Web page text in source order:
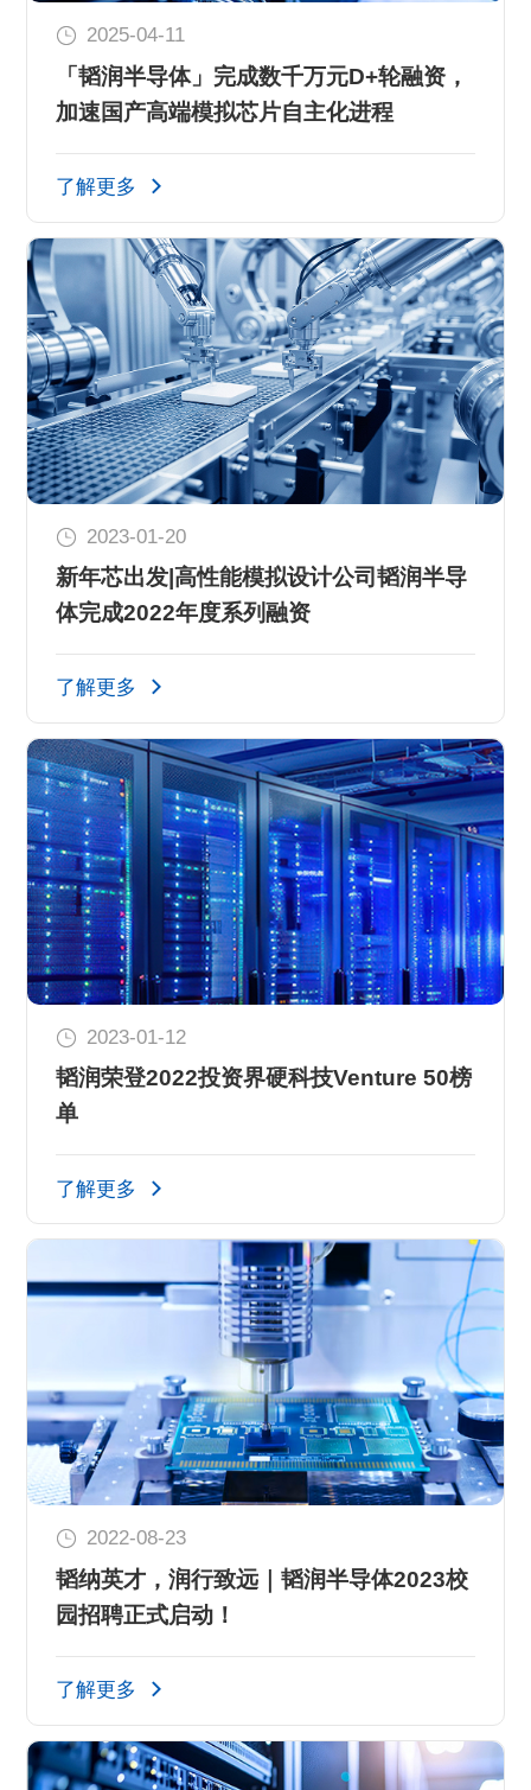
2025-04-11
「韬润半导体」完成数千万元D+轮融资，
加速国产高端模拟芯片自主化进程
了解更多
2023-01-20
新年芯出发|高性能模拟设计公司韬润半导
体完成2022年度系列融资
了解更多
2023-01-12
韬润荣登2022投资界硬科技Venture 50榜
单
了解更多
2022-08-23
韬纳英才，润行致远｜韬润半导体2023校
园招聘正式启动！
了解更多